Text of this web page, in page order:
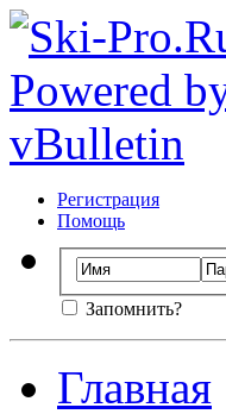
Регистрация
Помощь
Запомнить?
Главная